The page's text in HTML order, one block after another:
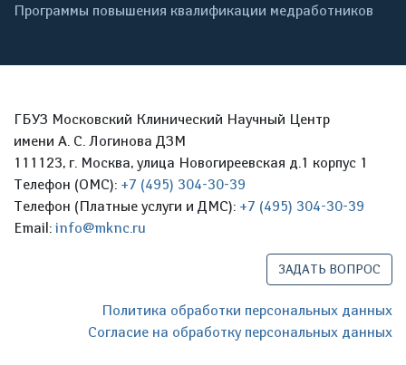
Программы повышения квалификации медработников
ГБУЗ Московский Клинический Научный Центр
имени А. С. Логинова ДЗМ
111123, г. Москва, улица Новогиреевская д.1 корпус 1
Телефон (ОМС): +7 (495) 304-30-39
Телефон (Платные услуги и ДМС): +7 (495) 304-30-39
Email: info@mknc.ru
ЗАДАТЬ ВОПРОС
Политика обработки персональных данных
Согласие на обработку персональных данных